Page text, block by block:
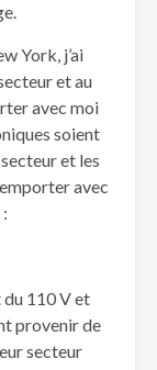
York, j’ai
et au
avec moi
soient
et les
avec
110 V et
provenir de
secteur